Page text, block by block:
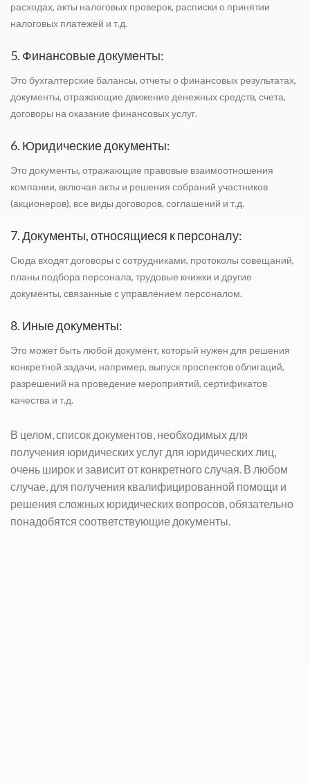
расходах, акты налоговых проверок, расписки о принятии
налоговых платежей и т.д.
5. Финансовые документы:
Это бухгалтерские балансы, отчеты о финансовых результатах,
документы, отражающие движение денежных средств, счета,
договоры на оказание финансовых услуг.
6. Юридические документы:
Это документы, отражающие правовые взаимоотношения
компании, включая акты и решения собраний участников
(акционеров), все виды договоров, соглашений и т.д.
7. Документы, относящиеся к персоналу:
Сюда входят договоры с сотрудниками, протоколы совещаний,
планы подбора персонала, трудовые книжки и другие
документы, связанные с управлением персоналом.
8. Иные документы:
Это может быть любой документ, который нужен для решения
конкретной задачи, например, выпуск проспектов облигаций,
разрешений на проведение мероприятий, сертификатов
качества и т.д.
В целом, список документов, необходимых для
получения юридических услуг для юридических лиц,
очень широк и зависит от конкретного случая. В любом
случае, для получения квалифицированной помощи и
решения сложных юридических вопросов, обязательно
понадобятся соответствующие документы.